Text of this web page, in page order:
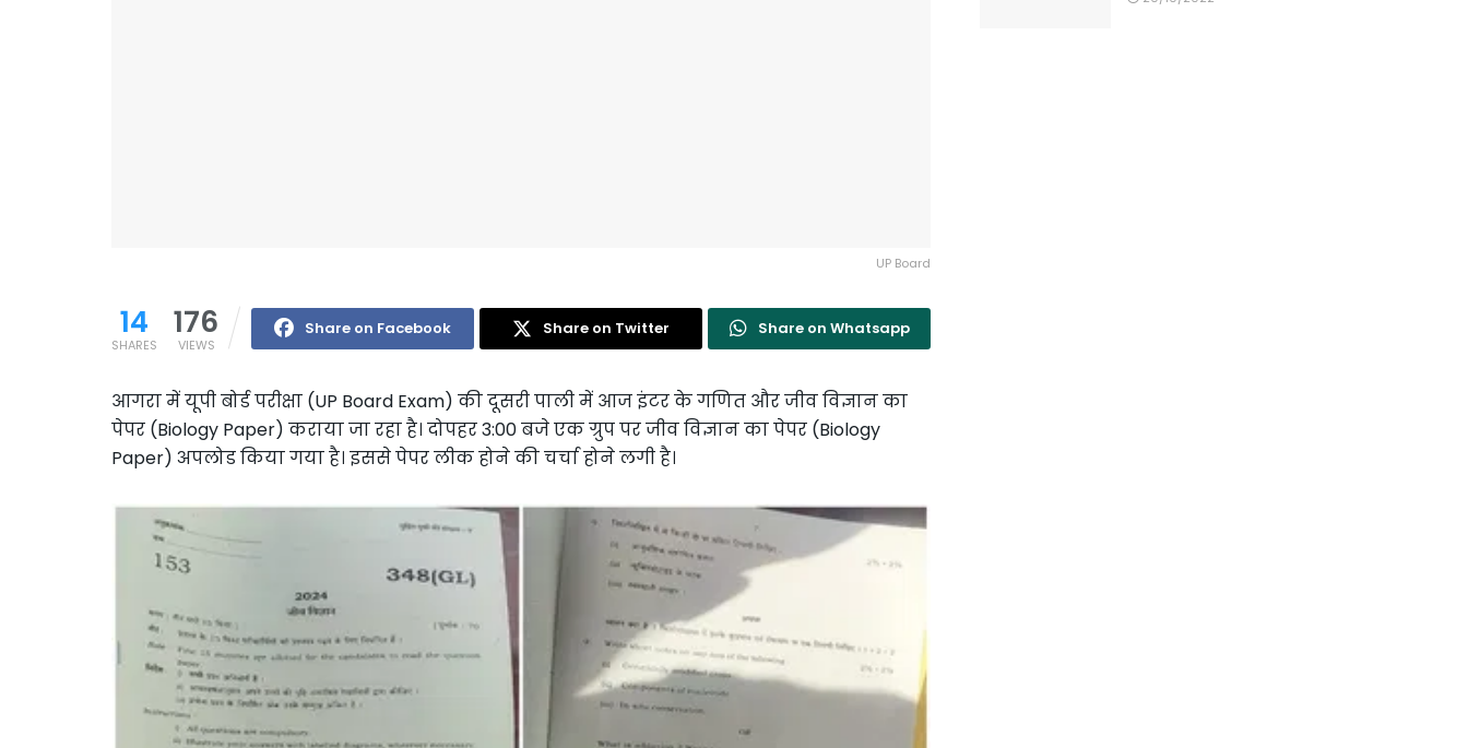
UP Board
14
SHARES
176
VIEWS
Share on Facebook Share on Twitter Share on Whatsapp
आगरा में यूपी बोर्ड परीक्षा (UP Board Exam) की दूसरी पाली में आज इंटर के गणित और जीव विज्ञान का
पेपर (Biology Paper) कराया जा रहा है। दोपहर 3:00 बजे एक ग्रुप पर जीव विज्ञान का पेपर (Biology
Paper) अपलोड किया गया है। इससे पेपर लीक होने की चर्चा होने लगी है।